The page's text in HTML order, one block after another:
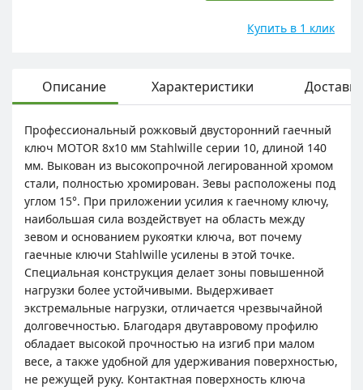
Купить в 1 клик
Описание Характеристики Доставка
Профессиональный рожковый двусторонний гаечный
ключ MOTOR 8х10 мм Stahlwille серии 10, длиной 140
мм. Выкован из высокопрочной легированной хромом
стали, полностью хромирован. Зевы расположены под
углом 15°. При приложении усилия к гаечному ключу,
наибольшая сила воздействует на область между
зевом и основанием рукоятки ключа, вот почему
гаечные ключи Stahlwille усилены в этой точке.
Специальная конструкция делает зоны повышенной
нагрузки более устойчивыми. Выдерживает
экстремальные нагрузки, отличается чрезвычайной
долговечностью. Благодаря двутавровому профилю
обладает высокой прочностью на изгиб при малом
весе, а также удобной для удерживания поверхностью,
не режущей руку. Контактная поверхность ключа